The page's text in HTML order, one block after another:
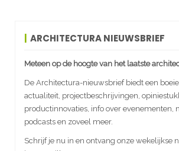
ARCHITECTURA NIEUWSBRIEF
Meteen op de hoogte van het laatste
De Architectura-nieuwsbrief biedt een
actualiteit, projectbeschrijvingen,
productinnovaties, info over evenementen,
podcasts en zoveel meer.
Schrijf je nu in en ontvang onze wekelijkse